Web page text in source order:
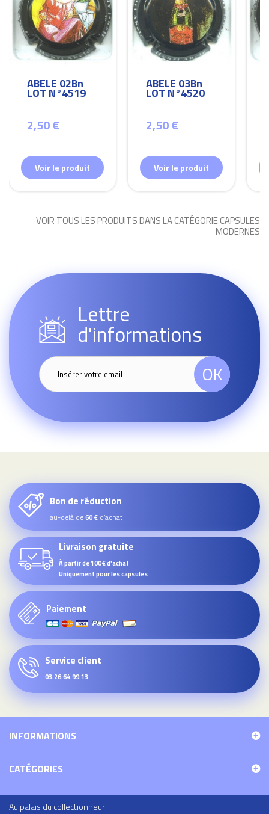
ABELE 02Bn
LOT N°4519
2,50 €
Voir le produit
ABELE 03Bn
LOT N°4520
2,50 €
Voir le produit
VOIR TOUS LES PRODUITS DANS LA CATÉGORIE CAPSULES
MODERNES
Lettre
d'informations
OK
Bon de réduction
au-delà de60 € d’achat
Livraison gratuite
À partir de 100€ d'achat
Uniquement pour les capsules
Paiement
Service client
03.26.64.99.13
INFORMATIONS
CATÉGORIES
Au palais du collectionneur